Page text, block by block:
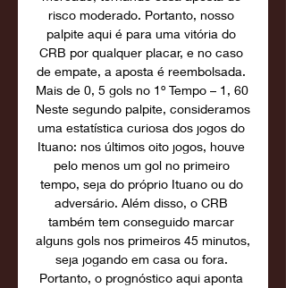
risco moderado. Portanto, nosso
palpite aqui é para uma vitória do
CRB por qualquer placar, e no caso
de empate, a aposta é reembolsada.
Mais de 0, 5 gols no 1º Tempo – 1, 60
Neste segundo palpite, consideramos
uma estatística curiosa dos jogos do
Ituano: nos últimos oito jogos, houve
pelo menos um gol no primeiro
tempo, seja do próprio Ituano ou do
adversário. Além disso, o CRB
também tem conseguido marcar
alguns gols nos primeiros 45 minutos,
seja jogando em casa ou fora.
Portanto, o prognóstico aqui aponta